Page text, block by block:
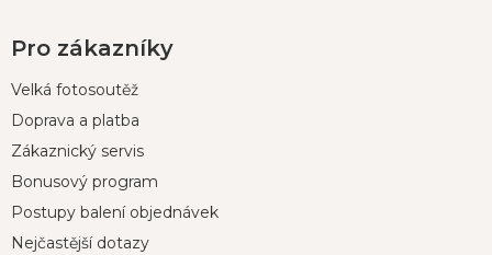
Pro zákazníky
Velká fotosoutěž
Doprava a platba
Zákaznický servis
Bonusový program
Postupy balení objednávek
Nejčastější dotazy